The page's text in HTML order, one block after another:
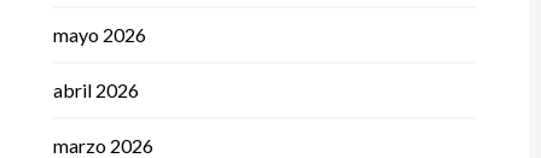
mayo 2026
abril 2026
marzo 2026